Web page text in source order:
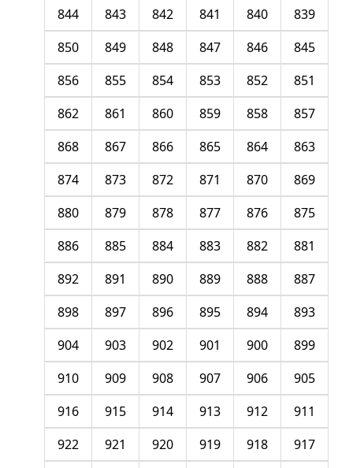
839
840
841
842
843
844
845
846
847
848
849
850
851
852
853
854
855
856
857
858
859
860
861
862
863
864
865
866
867
868
869
870
871
872
873
874
875
876
877
878
879
880
881
882
883
884
885
886
887
888
889
890
891
892
893
894
895
896
897
898
899
900
901
902
903
904
905
906
907
908
909
910
911
912
913
914
915
916
917
918
919
920
921
922